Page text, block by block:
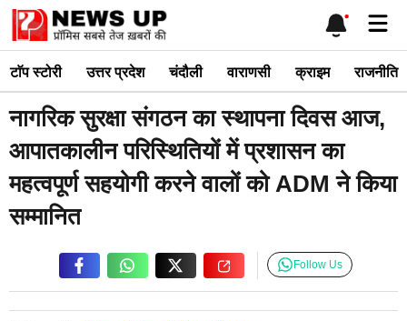
Skip
content
टाॅप स्टोरी उत्तर प्रदेश चंदौली वाराणसी क्राइम राजनीति
नागरिक सुरक्षा संगठन का स्थापना दिवस आज,
आपातकालीन परिस्थितियों में प्रशासन का
महत्वपूर्ण सहयोगी करने वालों को ADM ने किया
सम्मानित
Follow Us